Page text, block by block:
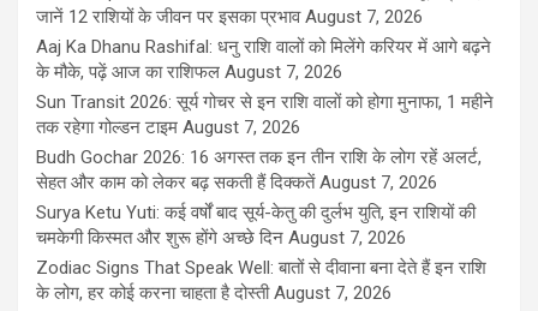
जानें 12 राशियों के जीवन पर इसका प्रभाव August 7, 2026
Aaj Ka Dhanu Rashifal: धनु राशि वालों को मिलेंगे करियर में आगे बढ़ने
के मौके, पढ़ें आज का राशिफल August 7, 2026
Sun Transit 2026: सूर्य गोचर से इन राशि वालों को होगा मुनाफा, 1 महीने
तक रहेगा गोल्डन टाइम August 7, 2026
Budh Gochar 2026: 16 अगस्त तक इन तीन राशि के लोग रहें अलर्ट,
सेहत और काम को लेकर बढ़ सकती हैं दिक्कतें August 7, 2026
Surya Ketu Yuti: कई वर्षों बाद सूर्य-केतु की दुर्लभ युति, इन राशियों की
चमकेगी किस्मत और शुरू होंगे अच्छे दिन August 7, 2026
Zodiac Signs That Speak Well: बातों से दीवाना बना देते हैं इन राशि
के लोग, हर कोई करना चाहता है दोस्ती August 7, 2026